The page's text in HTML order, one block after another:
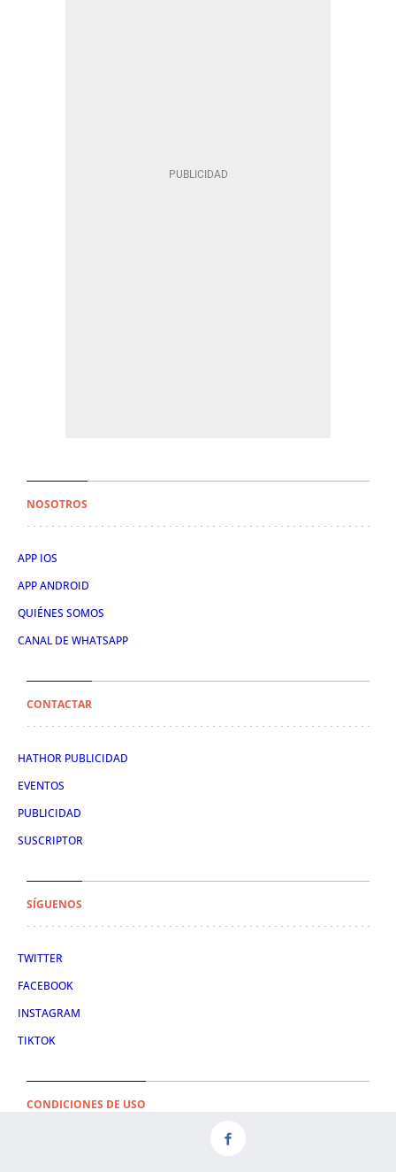
NOSOTROS
APP IOS
APP ANDROID
QUIÉNES SOMOS
CANAL DE WHATSAPP
CONTACTAR
HATHOR PUBLICIDAD
EVENTOS
PUBLICIDAD
SUSCRIPTOR
SÍGUENOS
TWITTER
FACEBOOK
INSTAGRAM
TIKTOK
CONDICIONES DE USO